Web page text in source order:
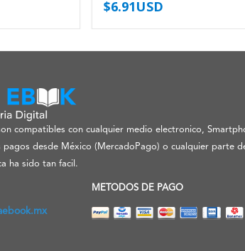
$6.91USD
compatibles con cualquier medio electronico,
pagos desde México (MercadoPago) o cualquier parte
ha sido tan facil.
METODOS DE PAGO